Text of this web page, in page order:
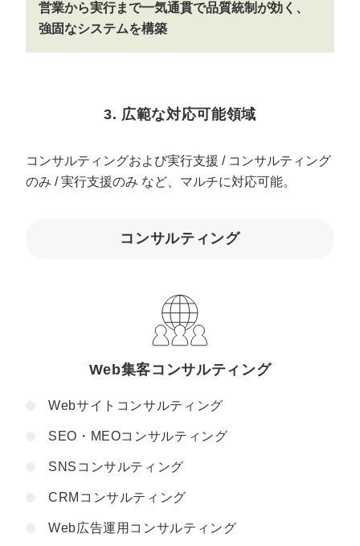
営業から実行まで一気通貫で品質統制が効く、
強固なシステムを構築
3. 広範な対応可能領域
コンサルティングおよび実行支援 / コンサルティング
のみ / 実行支援のみ など、マルチに対応可能。
コンサルティング
Web集客コンサルティング
Webサイトコンサルティング
SEO・MEOコンサルティング
SNSコンサルティング
CRMコンサルティング
Web広告運用コンサルティング